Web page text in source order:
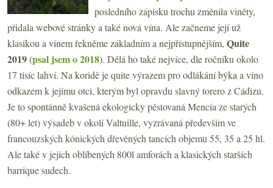
posledního zápisku trochu změnila viněty,
přidala webové stránky a také nová vína. Ale začneme její už
klasikou a vínem řekněme základním a nejpřístupnějším, Quite
2019(psal jsem o 2018). Dělá ho také nejvíce, dle ročníku okolo
17 tisíc lahví. Na koridě je quite výrazem pro odlákání býka a víno
odkazem k jejímu otci, kterým byl opravdu slavný torero z Cádizu.
Je to spontánně kvašená ekologicky pěstovaná Mencía ze starých
(80+ let) výsadeb v okolí Valtuille, vyzrávaná především ve
francouzských kónických dřevěných tancích objemu 55, 35 a 25 hl.
Ale také v jejích oblíbených 800l amforách a klasických starších
barrique sudech.